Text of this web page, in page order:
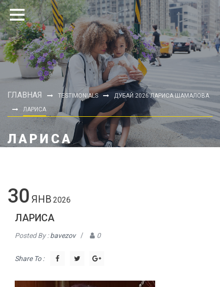
ГЛАВНАЯ TESTIMONIALS
ДУБАЙ 2026 ЛАРИСА ШАМАЛОВА
ЛАРИСА
ЛАРИСА
30 ЯНВ 2026
ЛАРИСА
Posted By :bavezov / 0
Share To :